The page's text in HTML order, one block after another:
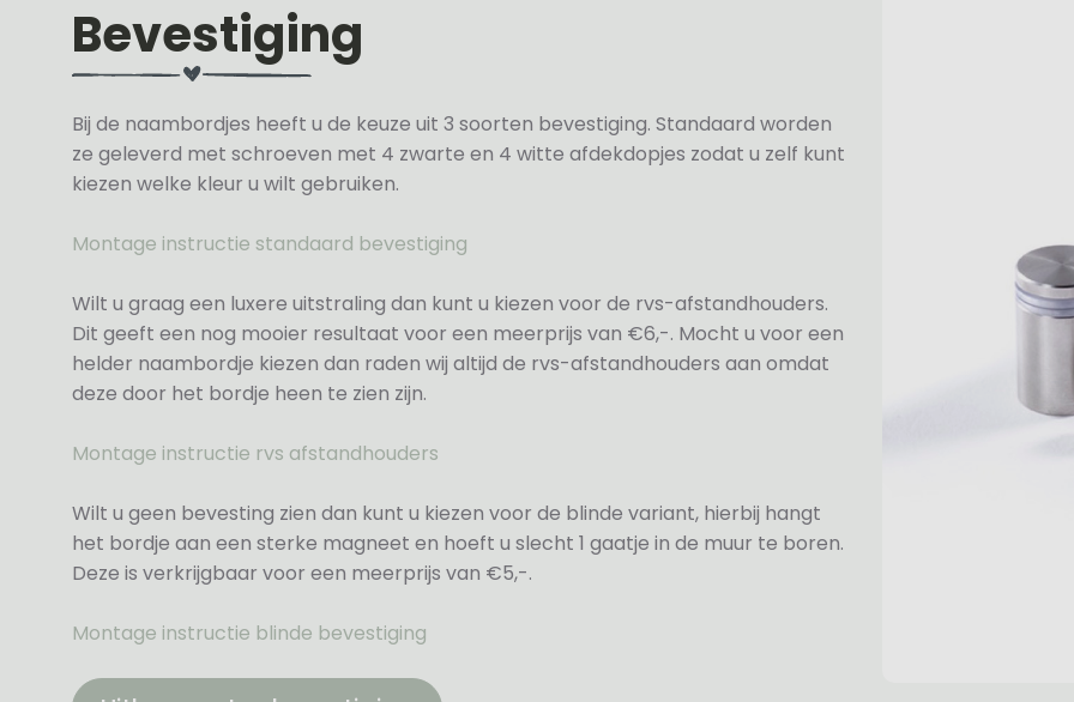
Bevestiging
Bij de naambordjes heeft u de keuze uit 3 soorten bevestiging. Standaard worden
ze geleverd met schroeven met 4 zwarte en 4 witte afdekdopjes zodat u zelf kunt
kiezen welke kleur u wilt gebruiken.
Montage instructie standaard bevestiging
Wilt u graag een luxere uitstraling dan kunt u kiezen voor de rvs-afstandhouders.
Dit geeft een nog mooier resultaat voor een meerprijs van €6,-. Mocht u voor een
helder naambordje kiezen dan raden wij altijd de rvs-afstandhouders aan omdat
deze door het bordje heen te zien zijn.
Montage instructie rvs afstandhouders
Wilt u geen bevesting zien dan kunt u kiezen voor de blinde variant, hierbij hangt
het bordje aan een sterke magneet en hoeft u slecht 1 gaatje in de muur te boren.
Deze is verkrijgbaar voor een meerprijs van €5,-.
Montage instructie blinde bevestiging